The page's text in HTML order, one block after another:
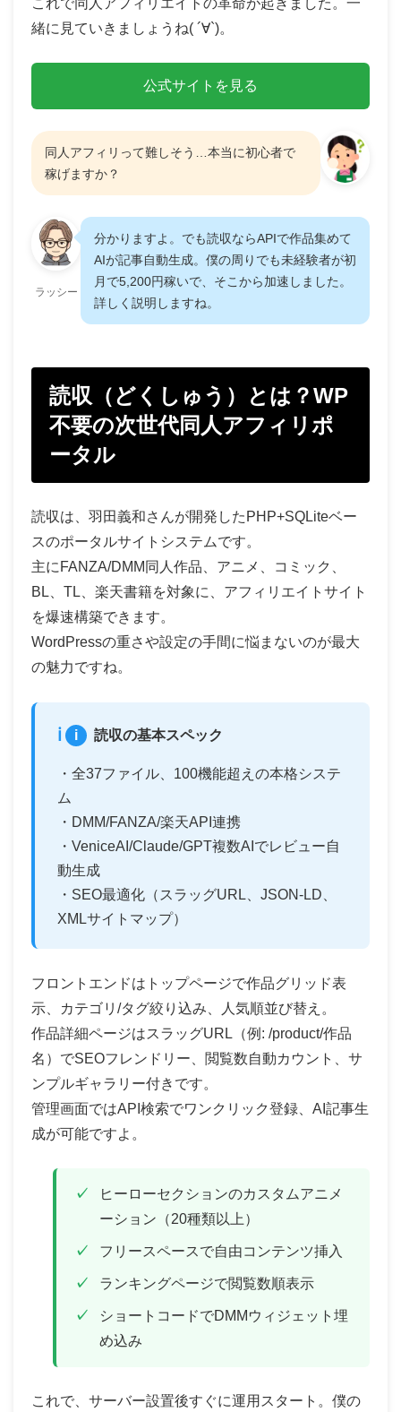
緒に見ていきましょうね( ´∀`)。
公式サイトを見る
同人アフィリって難しそう…本当に初心者で
稼げますか？
ラッシー
分かりますよ。でも読収ならAPIで作品集めて
AIが記事自動生成。僕の周りでも未経験者が初
月で5,200円稼いで、そこから加速しました。
詳しく説明しますね。
読収（どくしゅう）とは？WP
不要の次世代同人アフィリポ
ータル
読収は、羽田義和さんが開発したPHP+SQLiteベー
スのポータルサイトシステムです。
主にFANZA/DMM同人作品、アニメ、コミック、
BL、TL、楽天書籍を対象に、アフィリエイトサイト
を爆速構築できます。
WordPressの重さや設定の手間に悩まないのが最大
の魅力ですね。
i 読収の基本スペック
・全37ファイル、100機能超えの本格システ
ム
・DMM/FANZA/楽天API連携
・VeniceAI/Claude/GPT複数AIでレビュー自
動生成
・SEO最適化（スラッグURL、JSON-LD、
XMLサイトマップ）
フロントエンドはトップページで作品グリッド表
示、カテゴリ/タグ絞り込み、人気順並び替え。
作品詳細ページはスラッグURL（例: /product/作品
名）でSEOフレンドリー、閲覧数自動カウント、サ
ンプルギャラリー付きです。
管理画面ではAPI検索でワンクリック登録、AI記事生
成が可能ですよ。
ヒーローセクションのカスタムアニメ
ーション（20種類以上）
フリースペースで自由コンテンツ挿入
ランキングページで閲覧数順表示
ショートコードでDMMウィジェット埋
め込み
これで、サーバー設置後すぐに運用スタート。僕の